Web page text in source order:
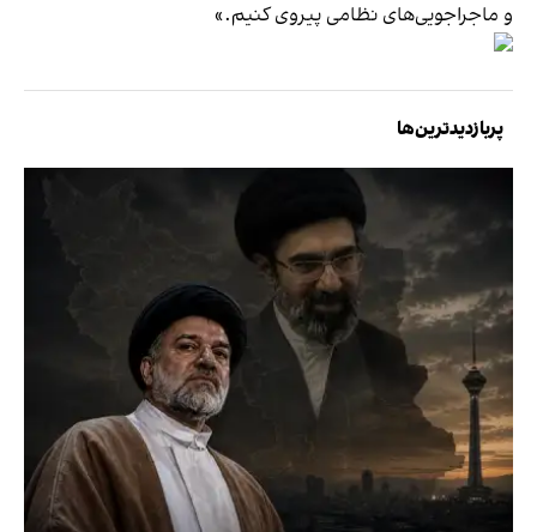
و ماجراجویی‌های نظامی پیروی کنیم.»
پربازدیدترین‌ها